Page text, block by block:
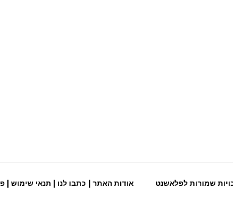
שמורות לפלאשנט אודות האתר | כתבו לנו | תנאי שימוש |